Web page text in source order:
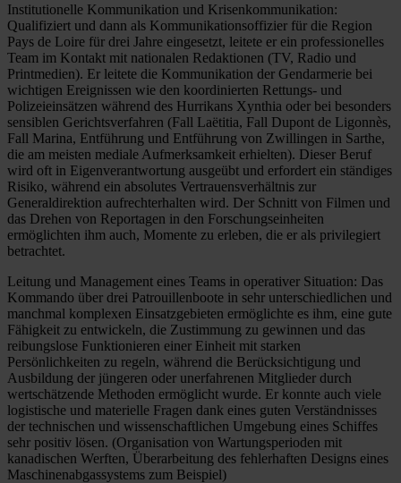
Institutionelle Kommunikation und Krisenkommunikation:
Qualifiziert und dann als Kommunikationsoffizier für die Region
Pays de Loire für drei Jahre eingesetzt, leitete er ein professionelles
Team im Kontakt mit nationalen Redaktionen (TV, Radio und
Printmedien). Er leitete die Kommunikation der Gendarmerie bei
wichtigen Ereignissen wie den koordinierten Rettungs- und
Polizeieinsätzen während des Hurrikans Xynthia oder bei besonders
sensiblen Gerichtsverfahren (Fall Laëtitia, Fall Dupont de Ligonnès,
Fall Marina, Entführung und Entführung von Zwillingen in Sarthe,
die am meisten mediale Aufmerksamkeit erhielten). Dieser Beruf
wird oft in Eigenverantwortung ausgeübt und erfordert ein ständiges
Risiko, während ein absolutes Vertrauensverhältnis zur
Generaldirektion aufrechterhalten wird. Der Schnitt von Filmen und
das Drehen von Reportagen in den Forschungseinheiten
ermöglichten ihm auch, Momente zu erleben, die er als privilegiert
betrachtet.
Leitung und Management eines Teams in operativer Situation: Das
Kommando über drei Patrouillenboote in sehr unterschiedlichen und
manchmal komplexen Einsatzgebieten ermöglichte es ihm, eine gute
Fähigkeit zu entwickeln, die Zustimmung zu gewinnen und das
reibungslose Funktionieren einer Einheit mit starken
Persönlichkeiten zu regeln, während die Berücksichtigung und
Ausbildung der jüngeren oder unerfahrenen Mitglieder durch
wertschätzende Methoden ermöglicht wurde. Er konnte auch viele
logistische und materielle Fragen dank eines guten Verständnisses
der technischen und wissenschaftlichen Umgebung eines Schiffes
sehr positiv lösen. (Organisation von Wartungsperioden mit
kanadischen Werften, Überarbeitung des fehlerhaften Designs eines
Maschinenabgassystems zum Beispiel)